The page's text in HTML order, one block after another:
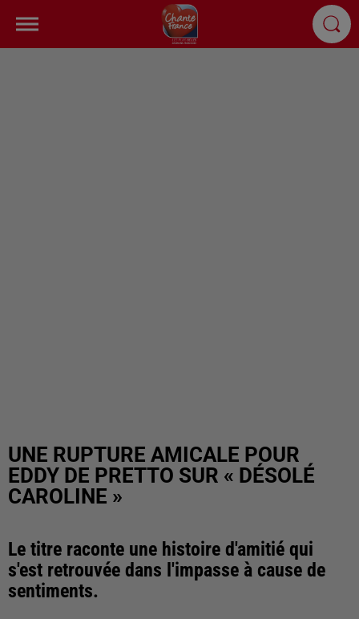
UNE RUPTURE AMICALE POUR
EDDY DE PRETTO SUR « DÉSOLÉ
CAROLINE »
Le titre raconte une histoire d'amitié qui
s'est retrouvée dans l'impasse à cause de
sentiments.